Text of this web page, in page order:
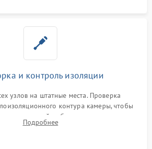
и контроль изоляции
узлов на штатные места. Проверка
контура камеры, чтобы
кухонной мебели и потерю тепла.
клемм и сборка корпуса шкафа.
Подробнее